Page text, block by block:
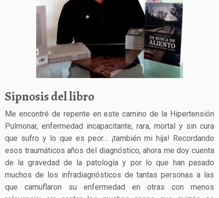
Sipnosis del libro
Me encontré de repente en este camino de la Hipertensión
Pulmonar, enfermedad incapacitante, rara, mortal y sin cura
que sufro y lo que es peor… ¡también mi hija! Recordando
esos traumáticos años del diagnóstico, ahora me doy cuenta
de la gravedad de la patología y por lo que han pasado
muchos de los infradiagnósticos de tantas personas a las
que camuflaron su enfermedad en otras con menos